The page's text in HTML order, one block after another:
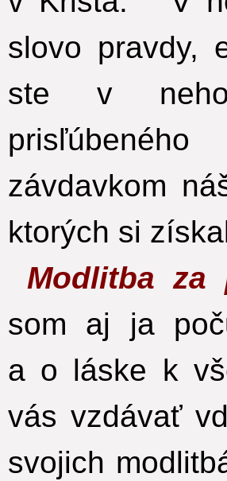
slovo pravdy,
ste v neho
prisľúbeného
závdavkom
ktorých si
Modlitba
som aj ja
a o láske k
vás vzdávať
svojich